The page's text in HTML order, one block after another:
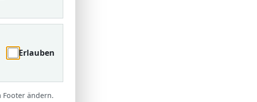
Erlauben
Footer ändern.